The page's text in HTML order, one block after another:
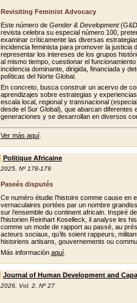
Revisiting Feminist Advocacy
Este número de Gender & Development
revista celebra su especial número 100,
examinar críticamente las diversas
incidencia feminista para promover la justicia
representar los intereses de los grupos
al mismo tiempo, cuestionar el
incidencia dominante, dirigida, financiada y
políticas del Norte Global.
En concreto, busca construir un acervo de
aprendizajes sobre estrategias y
escala local, regional y transnacional
desde el Sur Global), que abarcan diferentes
generaciones y se desarrollan en diversos
Ver más aquí.
Politique Africaine
2025, Nº 178-179
Paseés disputés
Ce numéro étudie l’histoire comme cause en
vernaculaires portées par un nombre
sur l’ensemble du continent africain. Inspiré
l’historien Reinhart Koselleck, il analyse les
comme un mode de rapport au passé, au
acteurs sociaux, qu’ils soient rappeurs,
historiens artisans, gouvernements ou
Más información aquí.
Journal of Human Development and
2026, Vol. 2, Nº 27